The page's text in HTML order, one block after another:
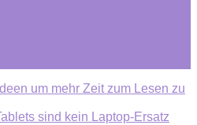
um mehr Zeit zum Lesen zu
sind kein Laptop-Ersatz